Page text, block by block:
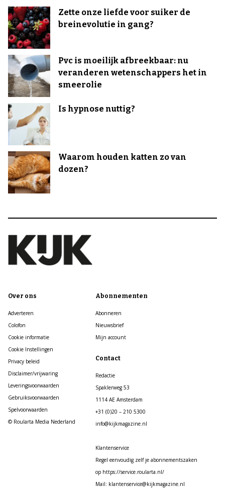
Zette onze liefde voor suiker de
breinevolutie in gang?
Pvc is moeilijk afbreekbaar: nu
veranderen wetenschappers het in
smeerolie
Is hypnose nuttig?
Waarom houden katten zo van
dozen?
Over ons
Adverteren
Colofon
Cookie informatie
Cookie Instellingen
Privacy beleid
Disclaimer/vrijwaring
Leveringsvoorwaarden
Gebruiksvoorwaarden
Spelvoorwaarden
© Roularta Media Nederland
Abonnementen
Abonneren
Nieuwsbrief
Mijn account
Contact
Redactie
Spaklerweg 53
1114 AE Amsterdam
+31 (0)20 – 210 5300
info@kijkmagazine.nl
Klantenservice
Regel eenvoudig zelf je abonnementszaken
op https://service.roularta.nl/
Mail: klantenservice@kijkmagazine.nl